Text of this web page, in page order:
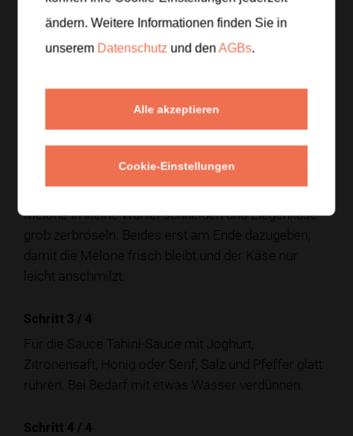
Zubereitung
Gnocchi in einer großen Pfanne mit etwas Olivenöl
anbraten, bis sie außen goldbraun und innen weich
sind. Dabei regelmäßig wenden.
Schritt 2/4
Melone in kleine Würfel schneiden und Ziegenkäse
grob zerbröseln. Beides erst am Ende dazugeben,
damit die Melone frisch bleibt und der Käse nur
leicht anschmilzt.
Schritt 3 / 4
Für die Sauce Tahini-Sauce mit Joghurt,
Zitronensaft, Honig oder Senf, Salz und Pfeffer glatt
rühren. Bei Bedarf mit etwas Wasser verdünnen.
Schritt 4 / 4
ändern. Weitere Informationen finden Sie in
unserem Datenschutz und denAGBs.
Alle akzeptieren
Cookie-Einstellungen